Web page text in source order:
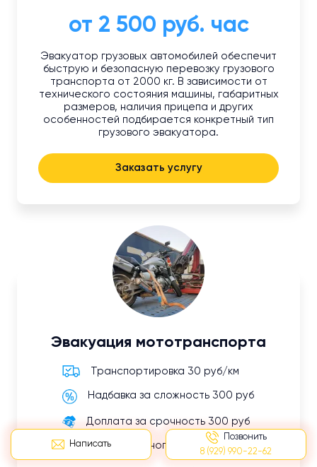
Написать
Позвонить
8 (929) 990-22-62
от 2 500 руб. час
Эвакуатор грузовых автомобилей обеспечит
быструю и безопасную перевозку грузового
транспорта от 2000 кг. В зависимости от
технического состояния машины, габаритных
размеров, наличия прицепа и других
особенностей подбирается конкретный тип
грузового эвакуатора.
Заказать услугу
Эвакуация мототранспорта
Транспортировка 30 руб/км
Надбавка за сложность 300 руб
Доплата за срочность 300 руб
Оплата ложного вызова 500 руб